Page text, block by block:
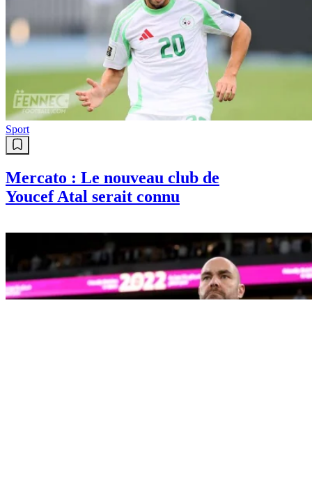
Sport
Mercato : Le nouveau club de
Youcef Atal serait connu